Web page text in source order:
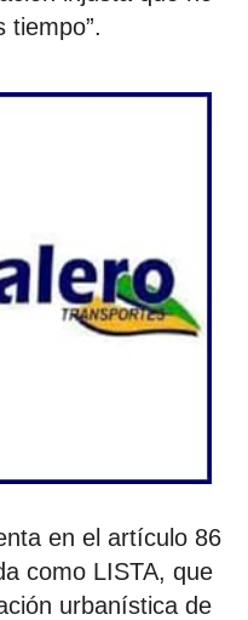
tiempo”.
en el artículo 86
como LISTA, que
urbanística de